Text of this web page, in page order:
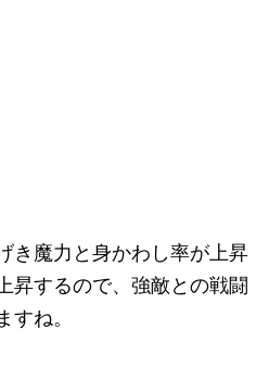
き魔力と身かわし率が上昇
昇するので、強敵との戦闘
すね。